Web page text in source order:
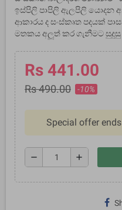
ඉස්පිලි පාපිලි ඇලපිලි යොදන
ආකාරය ද සංස්කෘත පදයක්
මතකය අලූත් කර ගැනීමට
Rs 441.00
Rs 490.00 -10%
Special offer
remove add